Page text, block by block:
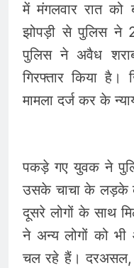
में मंगलवार रात को
झोपड़ी से पुलिस ने
पुलिस ने अवैध
गिरफ्तार किया
मामला दर्ज कर के
पकड़े गए युवक ने
उसके चाचा के लड़के
दूसरे लोगों के साथ
ने अन्य लोगों को भी
चल रहे हैं। दरअसल,